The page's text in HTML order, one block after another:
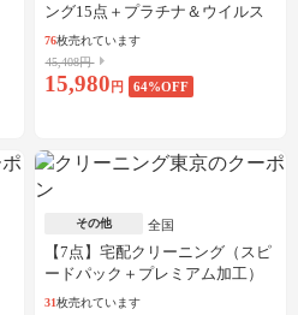
ング15点＋プラチナ＆ウイルス
加工
76枚売れています
45,408円
15,980 円 64%OFF
その他 全国
【7点】宅配クリーニング（スピ
ードパック＋プレミアム加工）
31枚売れています